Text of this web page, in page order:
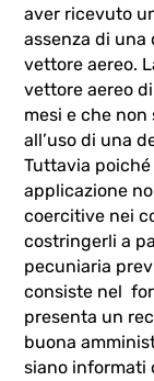
aver ricevuto
assenza di una
vettore aereo.
vettore aereo
mesi e che
all’uso di una
Tuttavia
applicazione
coercitive nei
costringerli a
pecuniaria
consiste nel
presenta un
buona
siano informati